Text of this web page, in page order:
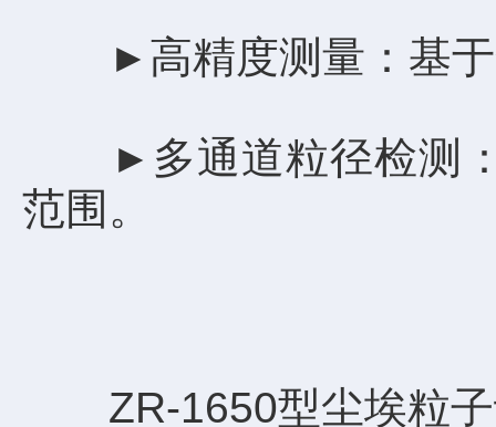
► 高精度测量：基
► 多通道粒径检测
范围。
ZR-1650型尘埃粒